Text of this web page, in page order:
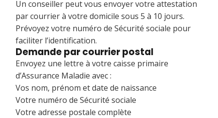
Un conseiller peut vous envoyer votre attestation
par courrier à votre domicile sous 5 à 10 jours.
Prévoyez votre numéro de Sécurité sociale pour
faciliter l’identification.
Demande par courrier postal
Envoyez une lettre à votre caisse primaire
d’Assurance Maladie avec :
Vos nom, prénom et date de naissance
Votre numéro de Sécurité sociale
Votre adresse postale complète